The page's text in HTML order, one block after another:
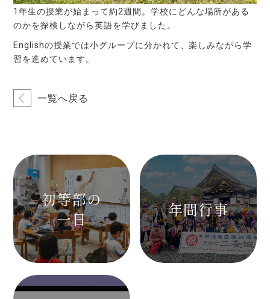
1年生の授業が始まって約2週間。学校にどんな場所がある
のかを探検しながら英語を学びました。
Englishの授業では小グループに分かれて、楽しみながら学
習を進めています。
一覧へ戻る
初等部の
一日
年間行事